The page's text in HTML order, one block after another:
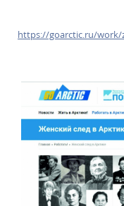
https://goarctic.ru/work/